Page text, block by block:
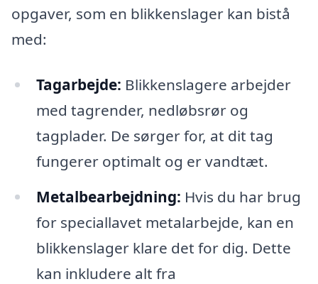
opgaver, som en blikkenslager kan bistå
med:
Tagarbejde: Blikkenslagere arbejder
med tagrender, nedløbsrør og
tagplader. De sørger for, at dit tag
fungerer optimalt og er vandtæt.
Metalbearbejdning: Hvis du har brug
for speciallavet metalarbejde, kan en
blikkenslager klare det for dig. Dette
kan inkludere alt fra